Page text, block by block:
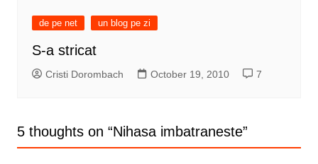
de pe net un blog pe zi
S-a stricat
Cristi Dorombach October 19, 2010 7
5 thoughts on “Nihasa imbatraneste”